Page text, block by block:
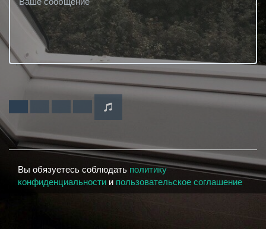
Вы обязуетесь соблюдать политику
конфиденциальности и пользовательское соглашение